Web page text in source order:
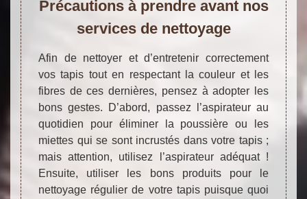
Précautions à prendre avant nos
services de nettoyage
Afin de nettoyer et d’entretenir correctement
vos tapis tout en respectant la couleur et les
fibres de ces dernières, pensez à adopter les
bons gestes. D’abord, passez l’aspirateur au
quotidien pour éliminer la poussière ou les
miettes qui se sont incrustés dans votre tapis ;
mais attention, utilisez l’aspirateur adéquat !
Ensuite, utiliser les bons produits pour le
nettoyage régulier de votre tapis puisque quoi